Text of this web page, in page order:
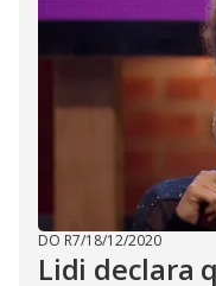
DO R7/18/12/2020
Lidi declara